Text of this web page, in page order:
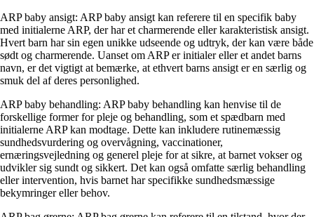
ARP baby ansigt: ARP baby ansigt kan referere til en specifik baby
med initialerne ARP, der har et charmerende eller karakteristisk ansigt.
Hvert barn har sin egen unikke udseende og udtryk, der kan være både
sødt og charmerende. Uanset om ARP er initialer eller et andet barns
navn, er det vigtigt at bemærke, at ethvert barns ansigt er en særlig og
smuk del af deres personlighed.
ARP baby behandling: ARP baby behandling kan henvise til de
forskellige former for pleje og behandling, som et spædbarn med
initialerne ARP kan modtage. Dette kan inkludere rutinemæssig
sundhedsvurdering og overvågning, vaccinationer,
ernæringsvejledning og generel pleje for at sikre, at barnet vokser og
udvikler sig sundt og sikkert. Det kan også omfatte særlig behandling
eller intervention, hvis barnet har specifikke sundhedsmæssige
bekymringer eller behov.